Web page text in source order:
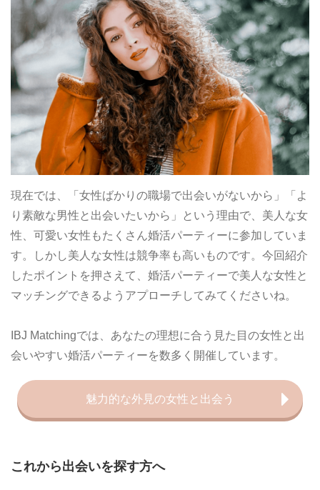
現在では、「女性ばかりの職場で出会いがないから」「よ
り素敵な男性と出会いたいから」という理由で、美人な女
性、可愛い女性もたくさん婚活パーティーに参加していま
す。しかし美人な女性は競争率も高いものです。今回紹介
したポイントを押さえて、婚活パーティーで美人な女性と
マッチングできるようアプローチしてみてくださいね。
IBJ Matchingでは、あなたの理想に合う見た目の女性と出
会いやすい婚活パーティーを数多く開催しています。
魅力的な外見の女性と出会う
これから出会いを探す方へ